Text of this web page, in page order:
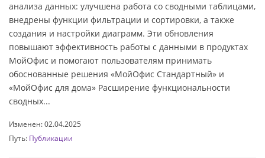
анализа данных: улучшена работа со сводными таблицами,
внедрены функции фильтрации и сортировки, а также
создания и настройки диаграмм. Эти обновления
повышают эффективность работы с данными в продуктах
МойОфис и помогают пользователям принимать
обоснованные решения «МойОфис Стандартный» и
«МойОфис для дома» Расширение функциональности
сводных...
Изменен: 02.04.2025
Путь: Публикации